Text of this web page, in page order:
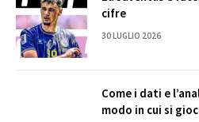
cifre
30 LUGLIO 2026
Come i dati e
modo in cui si